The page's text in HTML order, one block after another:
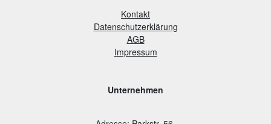
Kontakt
Datenschutzerklärung
AGB
Impressum
Unternehmen